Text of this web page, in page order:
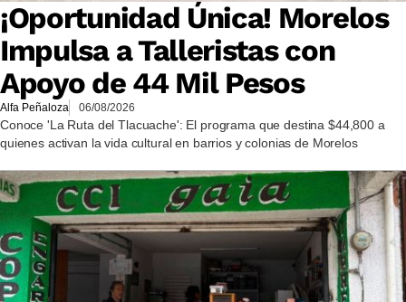
¡Oportunidad Única! Morelos
Impulsa a Talleristas con
Apoyo de 44 Mil Pesos
Alfa Peñaloza 06/08/2026
Conoce 'La Ruta del Tlacuache': El programa que destina $44,800 a
quienes activan la vida cultural en barrios y colonias de Morelos